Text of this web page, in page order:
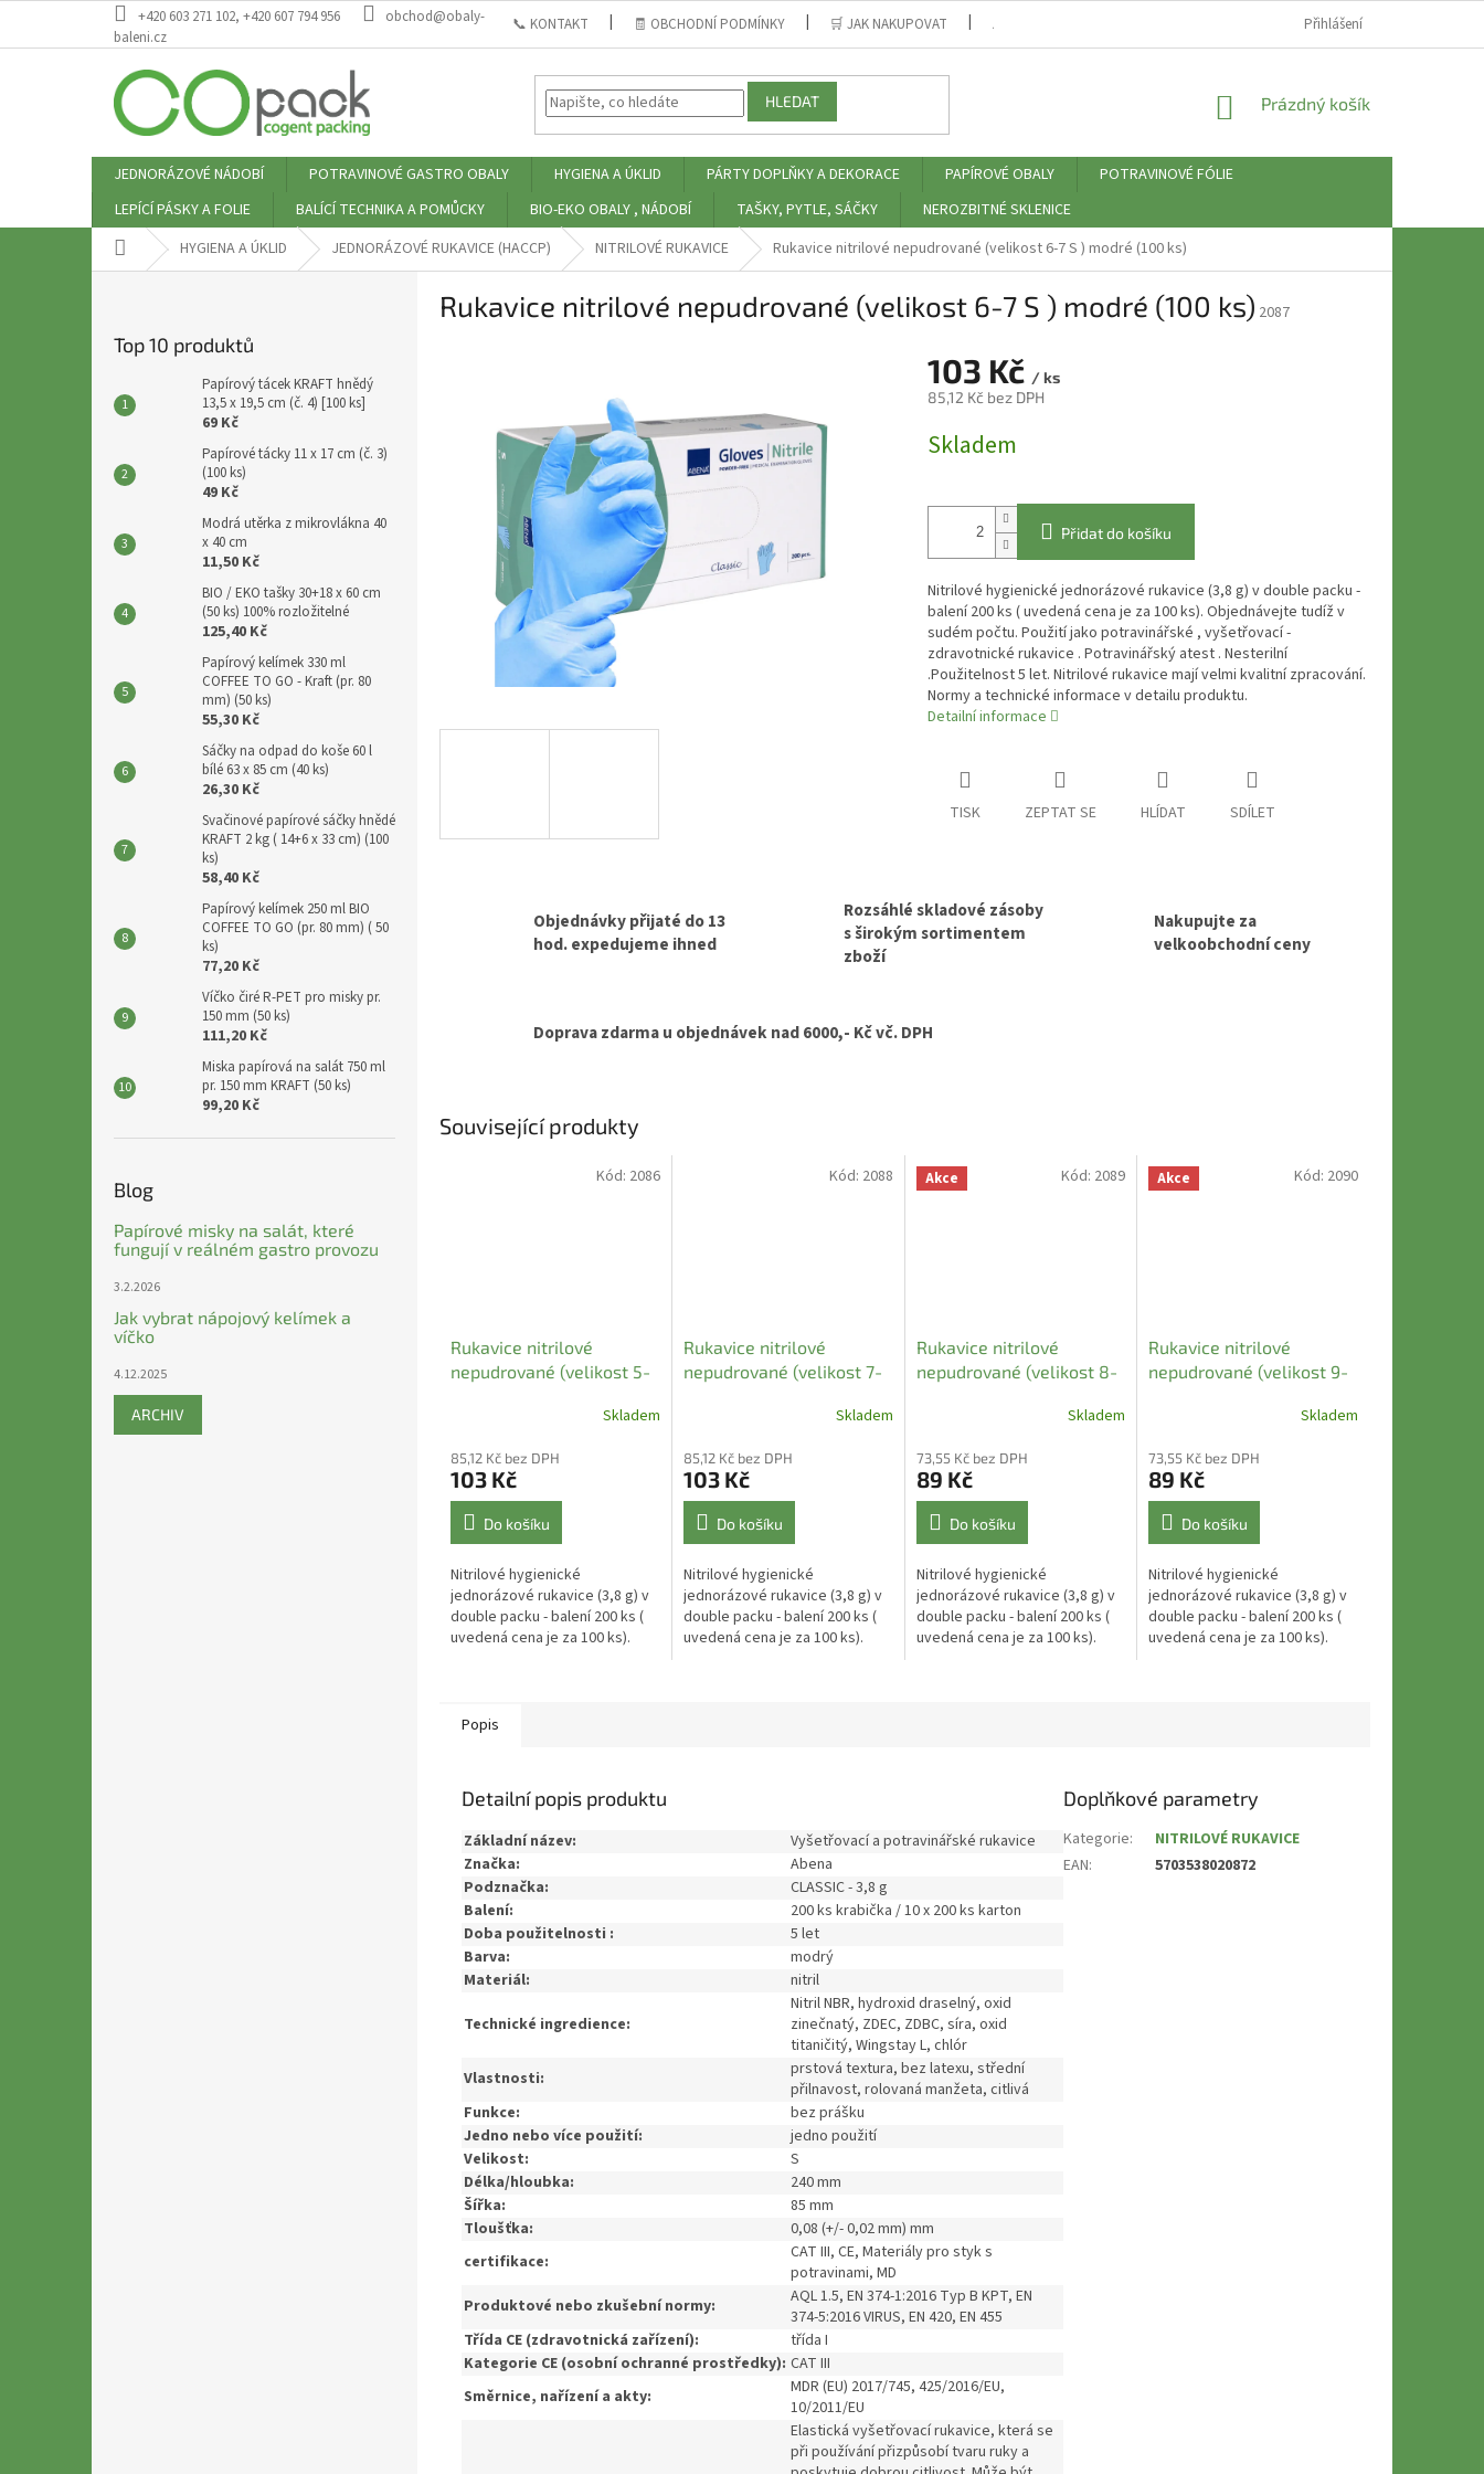
obsah
+420 603 271 102, +420 607 794 956
obchod@obaly-
baleni.cz
📞 KONTAKT 🧾 OBCHODNÍ PODMÍNKY 🛒 JAK NAKUPOVAT ⚠️ ZÁSADY PRÁCE S OSOBNÍMI ÚDAJI (GDPR) Přihlášení
HLEDAT
NÁKUPNÍ
Prázdný košík
JEDNORÁZOVÉ NÁDOBÍ POTRAVINOVÉ GASTRO OBALY HYGIENA A ÚKLID PÁRTY DOPLŇKY A DEKORACE PAPÍROVÉ OBALY
POTRAVINOVÉ FÓLIE
LEPÍCÍ PÁSKY A FOLIE
BALÍCÍ TECHNIKA A POMŮCKY BIO-EKO OBALY , NÁDOBÍ TAŠKY, PYTLE, SÁČKY
NEROZBITNÉ SKLENICE
Domů HYGIENA A ÚKLID JEDNORÁZOVÉ RUKAVICE (HACCP) NITRILOVÉ RUKAVICE Rukavice nitrilové nepudrované (velikost 6-7 S ) modré (100 ks)
Top 10 produktů
Papírový tácek KRAFT hnědý
13,5 x 19,5 cm (č. 4) [100 ks]
69 Kč
Papírové tácky 11 x 17 cm (č. 3)
(100 ks)
49 Kč
Modrá utěrka z mikrovlákna 40
x 40 cm
11,50 Kč
BIO / EKO tašky 30+18 x 60 cm
(50 ks) 100% rozložitelné
125,40 Kč
Papírový kelímek 330 ml
COFFEE TO GO - Kraft (pr. 80
mm) (50 ks)
55,30 Kč
Sáčky na odpad do koše 60 l
bílé 63 x 85 cm (40 ks)
26,30 Kč
Svačinové papírové sáčky hnědé
KRAFT 2 kg ( 14+6 x 33 cm) (100
ks)
58,40 Kč
Papírový kelímek 250 ml BIO
COFFEE TO GO (pr. 80 mm) ( 50
ks)
77,20 Kč
Víčko čiré R-PET pro misky pr.
150 mm (50 ks)
111,20 Kč
Miska papírová na salát 750 ml
pr. 150 mm KRAFT (50 ks)
99,20 Kč
Blog
Papírové misky na salát, které
fungují v reálném gastro provozu
3.2.2026
Jak vybrat nápojový kelímek a
víčko
4.12.2025
ARCHIV
Rukavice nitrilové nepudrované (velikost 6-7 S ) modré (100 ks) 2087
103 Kč / ks
85,12 Kč bez DPH
cena:
Skladem
Přidat do košíku
Nitrilové hygienické jednorázové rukavice (3,8 g) v double packu -
balení 200 ks ( uvedená cena je za 100 ks). Objednávejte tudíž v
sudém počtu. Použití jako potravinářské , vyšetřovací -
zdravotnické rukavice . Potravinářský atest . Nesterilní
.Použitelnost 5 let. Nitrilové rukavice mají velmi kvalitní zpracování.
Normy a technické informace v detailu produktu.
Detailní informace
TISK ZEPTAT SE HLÍDAT SDÍLET
Objednávky přijaté do 13
hod. expedujeme ihned
Rozsáhlé skladové zásoby
s širokým sortimentem
zboží
Nakupujte za
velkoobchodní ceny
Doprava zdarma u objednávek nad 6000,- Kč vč. DPH
Související produkty
Rukavice nitrilové
nepudrované (velikost 5-
Skladem
85,12 Kč bez DPH
103 Kč
Do košíku
Nitrilové hygienické
jednorázové rukavice (3,8 g) v
double packu - balení 200 ks (
uvedená cena je za 100 ks).
Kód: 2086
Rukavice nitrilové
nepudrované (velikost 7-
Skladem
85,12 Kč bez DPH
103 Kč
Do košíku
Nitrilové hygienické
jednorázové rukavice (3,8 g) v
double packu - balení 200 ks (
uvedená cena je za 100 ks).
Kód: 2088 Akce
Rukavice nitrilové
nepudrované (velikost 8-
Skladem
73,55 Kč bez DPH
89 Kč
Do košíku
Nitrilové hygienické
jednorázové rukavice (3,8 g) v
double packu - balení 200 ks (
uvedená cena je za 100 ks).
Kód: 2089 Akce
Rukavice nitrilové
nepudrované (velikost 9-
Skladem
73,55 Kč bez DPH
89 Kč
Do košíku
Nitrilové hygienické
jednorázové rukavice (3,8 g) v
double packu - balení 200 ks (
uvedená cena je za 100 ks).
Kód: 2090
Popis
Detailní popis produktu
Základní název:
Vyšetřovací a potravinářské rukavice
Značka:
Abena
Podznačka:
CLASSIC - 3,8 g
Balení:
200 ks krabička / 10 x 200 ks karton
Doba použitelnosti :
5 let
Barva:
modrý
Materiál:
nitril
Technické ingredience:
Nitril NBR, hydroxid draselný, oxid
zinečnatý, ZDEC, ZDBC, síra, oxid
titaničitý, Wingstay L, chlór
Vlastnosti:
prstová textura, bez latexu, střední
přilnavost, rolovaná manžeta, citlivá
Funkce:
bez prášku
Jedno nebo více použití:
jedno použití
Velikost:
S
Délka/hloubka:
240 mm
Šířka:
85 mm
Tloušťka:
0,08 (+/- 0,02 mm) mm
certifikace:
CAT III, CE, Materiály pro styk s
potravinami, MD
Produktové nebo zkušební normy:
AQL 1.5, EN 374-1:2016 Typ B KPT, EN
374-5:2016 VIRUS, EN 420, EN 455
Třída CE (zdravotnická zařízení):
třída I
Kategorie CE (osobní ochranné prostředky): CAT III
Směrnice, nařízení a akty:
MDR (EU) 2017/745, 425/2016/EU,
10/2011/EU
Elastická vyšetřovací rukavice, která se
při používání přizpůsobí tvaru ruky a
Doplňkové parametry
Kategorie:
NITRILOVÉ RUKAVICE
EAN: 5703538020872